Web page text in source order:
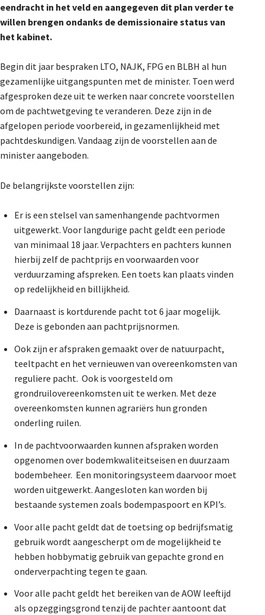
eendracht in het veld en aangegeven dit plan verder te
willen brengen ondanks de demissionaire status van
het kabinet.
Begin dit jaar bespraken LTO, NAJK, FPG en BLBH al hun
gezamenlijke uitgangspunten met de minister. Toen werd
afgesproken deze uit te werken naar concrete voorstellen
om de pachtwetgeving te veranderen. Deze zijn in de
afgelopen periode voorbereid, in gezamenlijkheid met
pachtdeskundigen. Vandaag zijn de voorstellen aan de
minister aangeboden.
De belangrijkste voorstellen zijn:
Er is een stelsel van samenhangende pachtvormen
uitgewerkt. Voor langdurige pacht geldt een periode
van minimaal 18 jaar. Verpachters en pachters kunnen
hierbij zelf de pachtprijs en voorwaarden voor
verduurzaming afspreken. Een toets kan plaats vinden
op redelijkheid en billijkheid.
Daarnaast is kortdurende pacht tot 6 jaar mogelijk.
Deze is gebonden aan pachtprijsnormen.
Ook zijn er afspraken gemaakt over de natuurpacht,
teeltpacht en het vernieuwen van overeenkomsten van
reguliere pacht. Ook is voorgesteld om
grondruilovereenkomsten uit te werken. Met deze
overeenkomsten kunnen agrariërs hun gronden
onderling ruilen.
In de pachtvoorwaarden kunnen afspraken worden
opgenomen over bodemkwaliteitseisen en duurzaam
bodembeheer. Een monitoringsysteem daarvoor moet
worden uitgewerkt. Aangesloten kan worden bij
bestaande systemen zoals bodempaspoort en KPI’s.
Voor alle pacht geldt dat de toetsing op bedrijfsmatig
gebruik wordt aangescherpt om de mogelijkheid te
hebben hobbymatig gebruik van gepachte grond en
onderverpachting tegen te gaan.
Voor alle pacht geldt het bereiken van de AOW leeftijd
als opzeggingsgrond tenzij de pachter aantoont dat